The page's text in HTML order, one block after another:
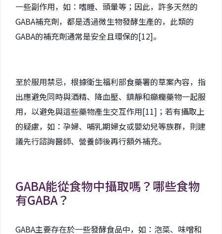
一些副作用，如：嗜睡、頭暈等；因此，許多天然的
GABA補充劑，都是透過微生物發酵生產的，此類的
GABA的補充劑通常是安全且環保的[12]。
至於服用禁忌，根據衛生福利部食藥署的草案內容，指
出應避免同時與酒精、降血壓、鎮靜和癲癇藥物一起服
用，以避免與這些藥物產生交互作用[11] ；若有攝取上
的疑慮，如：孕婦、哺乳期婦女或嬰幼兒等族群，則建
議先行諮詢醫師、營養師後再行額外補充。
GABA能從食物中攝取嗎？哪些食物
有GABA？
GABA主要存在於一些發酵食品中，如：泡菜、味噌和